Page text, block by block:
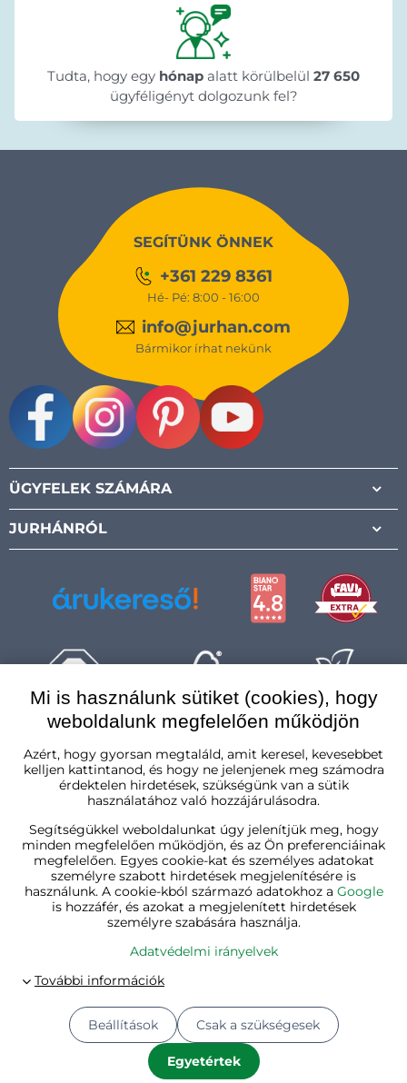
Tudta, hogy egy hónap alatt körülbelül 27 650
ügyféligényt dolgozunk fel?
SEGÍTÜNK ÖNNEK
+361 229 8361
Hé- Pé: 8:00 - 16:00
info@jurhan.com
Bármikor írhat nekünk
ÜGYFELEK SZÁMÁRA
JURHÁNRÓL
© 2026 Jurhan.hu 💚 | Minden jog fenntartva
Adatvédelmi beállítások
Adatvédelmi irányelvek
A megrendelés állapota
Mi is használunk sütiket (cookies), hogy
weboldalunk megfelelően működjön
Azért, hogy gyorsan megtaláld, amit keresel, kevesebbet
kelljen kattintanod, és hogy ne jelenjenek meg számodra
érdektelen hirdetések, szükségünk van a sütik
használatához való hozzájárulásodra.
Segítségükkel weboldalunkat úgy jelenítjük meg, hogy
minden megfelelően működjön, és az Ön preferenciáinak
megfelelően. Egyes cookie-kat és személyes adatokat
személyre szabott hirdetések megjelenítésére is
használunk. A cookie-kból származó adatokhoz a Google
is hozzáfér, és azokat a megjelenített hirdetések
személyre szabására használja.
Adatvédelmi irányelvek
Beállítások
Egyetértek
Csak a szükségesek